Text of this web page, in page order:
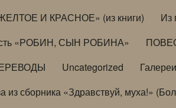
И КРАСНОЕ» (из книги) Из
«РОБИН, СЫН РОБИНА»
Uncategorized Галереи
из сборника «Здравствуй, муха!»